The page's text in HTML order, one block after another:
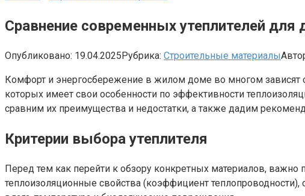
Сравнение современных утеплителей
Опубликовано: 19.04.2025Рубрика: Строительные материалы
Комфорт и энергосбережение в жилом доме во многом зависят
которых имеет свои особенности по эффективности
сравним их преимущества и недостатки, а также дадим
Критерии выбора утеплителя
Перед тем как перейти к обзору конкретных материалов,
теплоизоляционные свойства (коэффициент